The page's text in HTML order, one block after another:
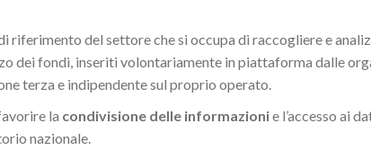
riferimento del settore che si occupa di raccogliere e
dei fondi, inseriti volontariamente in piattaforma dalle
terza e indipendente sul proprio operato.
la condivisione delle informazionie l’accesso ai
nazionale.